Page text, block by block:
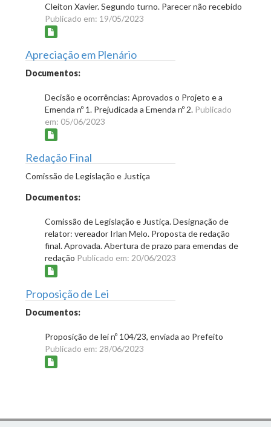
Cleiton Xavier. Segundo turno. Parecer não recebido
Publicado em: 19/05/2023
Apreciação em Plenário
Documentos:
Decisão e ocorrências: Aprovados o Projeto e a
Emenda nº 1. Prejudicada a Emenda nº 2. Publicado
em: 05/06/2023
Redação Final
Comissão de Legislação e Justiça
Documentos:
Comissão de Legislação e Justiça. Designação de
relator: vereador Irlan Melo. Proposta de redação
final. Aprovada. Abertura de prazo para emendas de
redação Publicado em: 20/06/2023
Proposição de Lei
Documentos:
Proposição de lei nº 104/23, enviada ao Prefeito
Publicado em: 28/06/2023